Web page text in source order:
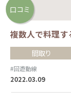
口コミ
複数人で料理す
間取り
#回遊動線
2022.03.09